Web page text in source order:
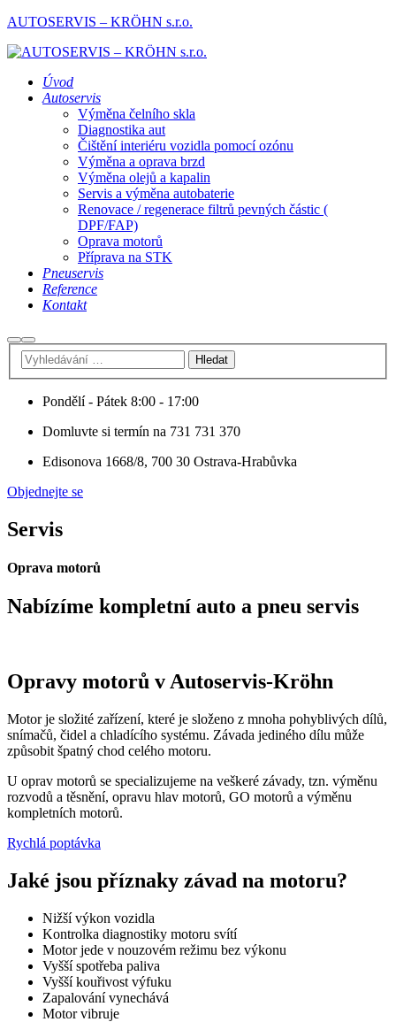
AUTOSERVIS – KRÖHN s.r.o.
Úvod
Autoservis
Výměna čelního skla
Diagnostika aut
Čištění interiéru vozidla pomocí ozónu
Výměna a oprava brzd
Výměna olejů a kapalin
Servis a výměna autobaterie
Renovace / regenerace filtrů pevných částic (
DPF/FAP)
Oprava motorů
Příprava na STK
Pneuservis
Reference
Kontakt
Hledat
Hlavní
navigační
menu
Pondělí - Pátek 8:00 - 17:00
Domluvte si termín na 731 731 370
Edisonova 1668/8, 700 30 Ostrava-Hrabůvka​
Objednejte se
Servis
Oprava motorů
Nabízíme kompletní auto a pneu servis
Opravy motorů v Autoservis-Kröhn
Motor je složité zařízení, které je složeno z mnoha pohyblivých dílů,
snímačů, čidel a chladícího systému. Závada jediného dílu může
způsobit špatný chod celého motoru.
U oprav motorů se specializujeme na veškeré závady, tzn. výměnu
rozvodů a těsnění, opravu hlav motorů, GO motorů a výměnu
kompletních motorů.
Rychlá poptávka
Jaké jsou příznaky závad na motoru?
Nižší výkon vozidla
Kontrolka diagnostiky motoru svítí
Motor jede v nouzovém režimu bez výkonu
Vyšší spotřeba paliva
Vyšší kouřivost výfuku
Zapalování vynechává
Motor vibruje